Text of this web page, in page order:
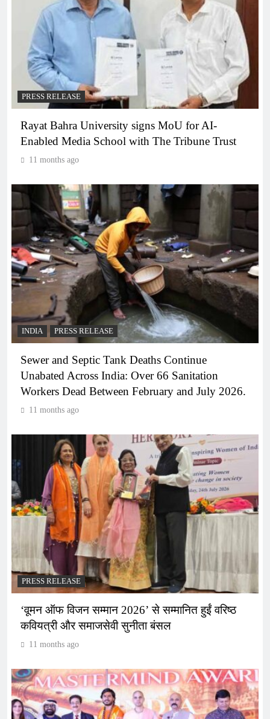
PRESS RELEASE
Rayat Bahra University signs MoU for AI-
Enabled Media School with The Tribune Trust
11 months ago
INDIA PRESS RELEASE
Sewer and Septic Tank Deaths Continue
Unabated Across India: Over 66 Sanitation
Workers Dead Between February and July 2026.
11 months ago
PRESS RELEASE
‘वूमन ऑफ विजन सम्मान 2026’ से सम्मानित हुईं वरिष्ठ
कवियत्री और समाजसेवी सुनीता बंसल
11 months ago